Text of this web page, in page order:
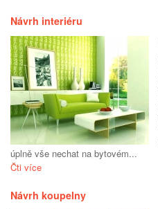
Návrh interiéru
úplně vše nechat na bytovém...
Čti více
Návrh koupelny